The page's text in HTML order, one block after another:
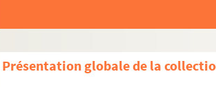
Présentation globale de la
Ms 2420/18. [Coupures et articles de